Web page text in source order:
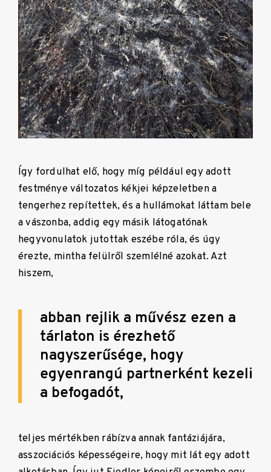
Így fordulhat elő, hogy míg például egy adott
festménye változatos kékjei képzeletben a
tengerhez repítettek, és a hullámokat láttam bele
a vászonba, addig egy másik látogatónak
hegyvonulatok jutottak eszébe róla, és úgy
érezte, mintha felülről szemlélné azokat. Azt
hiszem,
abban rejlik a művész ezen a
tárlaton is érezhető
nagyszerűsége, hogy
egyenrangú partnerként kezeli
a befogadót,
teljes mértékben rábízva annak fantáziájára,
asszociációs képességeire, hogy mit lát egy adott